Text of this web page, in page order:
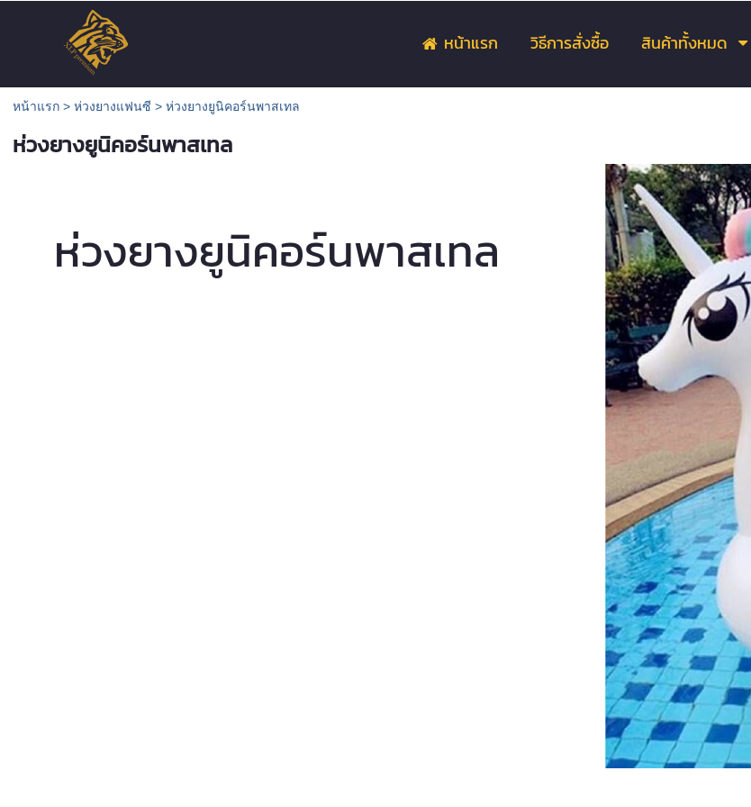
หน้าแรก วิธีการสั่งซื้อ สินค้าทั้งหมด
หน้าแรก> ห่วงยางแฟนซี > ห่วงยางยูนิคอร์นพาสเทล
ห่วงยางยูนิคอร์นพาสเทล
ห่วงยางยูนิคอร์นพาสเทล